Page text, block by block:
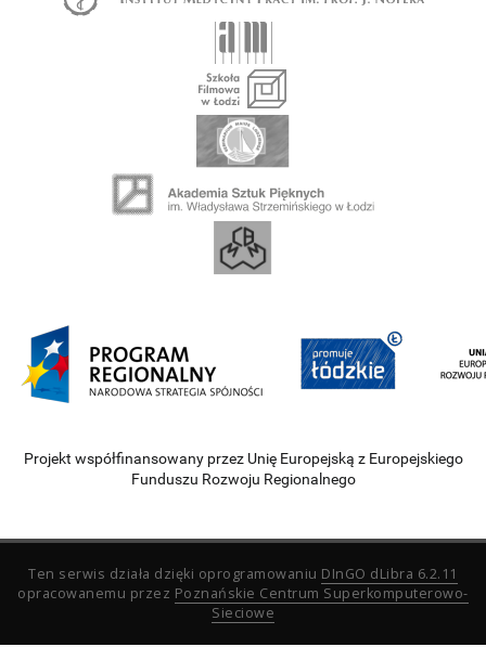
Projekt współfinansowany przez Unię Europejską z Europejskiego
Funduszu Rozwoju Regionalnego
Ten serwis działa dzięki oprogramowaniu DInGO dLibra 6.2.11
opracowanemu przez Poznańskie Centrum Superkomputerowo-
Sieciowe